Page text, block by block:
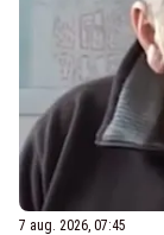
7 aug. 2026, 07:45